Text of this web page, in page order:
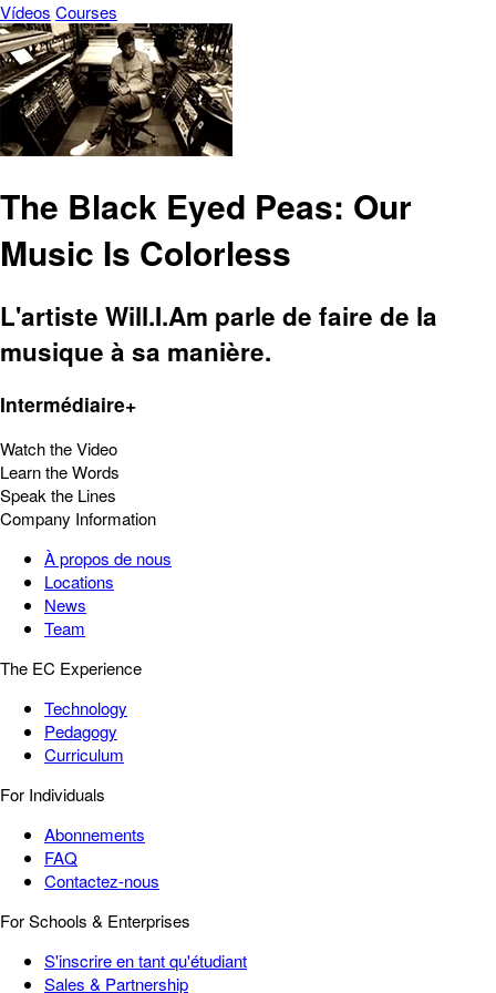
Vídeos Courses
The Black Eyed Peas: Our
Music Is Colorless
L'artiste Will.I.Am parle de faire de la
musique à sa manière.
Intermédiaire+
Watch the Video
Learn the Words
Speak the Lines
Company Information
À propos de nous
Locations
News
Team
The EC Experience
Technology
Pedagogy
Curriculum
For Individuals
Abonnements
FAQ
Contactez-nous
For Schools & Enterprises
S'inscrire en tant qu'étudiant
Sales & Partnership